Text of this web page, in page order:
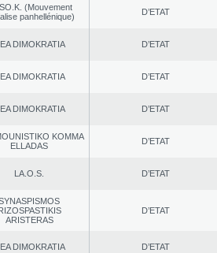
(Mouvement
panhellénique)
D’ETAT
DΙMOKRATIA D’ETAT
DΙMOKRATIA D’ETAT
DΙMOKRATIA D’ETAT
KOMMA
ELLADAS
D’ETAT
LA.O.S. D’ETAT
RIZOSPASTIKIS
ARISTERAS
D’ETAT
DΙMOKRATIA D’ETAT